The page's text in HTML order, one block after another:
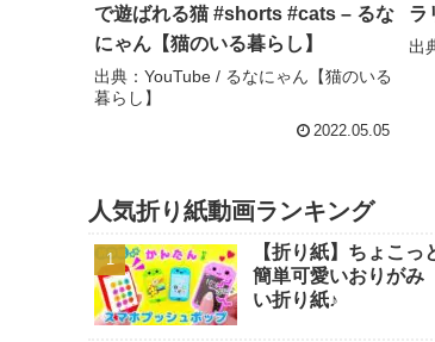
で遊ばれる猫 #shorts #cats – るな
にゃん【猫のいる暮らし】
出典：YouTube / るなにゃん【猫のいる
暮らし】
2022.05.05
ラ
出
人気折り紙動画ランキング
【折り紙】ちょこ
簡単可愛いおりが
い折り紙♪